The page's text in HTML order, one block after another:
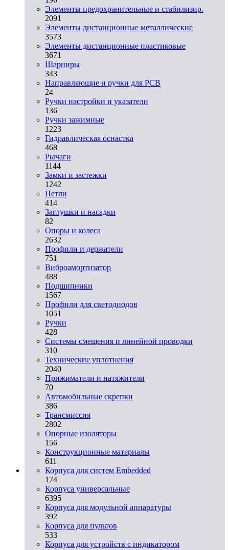
Элементы предохранительные и стабилизир.
2091
Элементы дистанционные металлические
3573
Элементы дистанционные пластиковые
3671
Шарниры
343
Направляющие и ручки для PCB
24
Ручки настройки и указатели
136
Ручки зажимные
1223
Гидравлическая оснастка
468
Рычаги
1144
Замки и застежки
1242
Петли
414
Заглушки и насадки
82
Опоры и колеса
2632
Профили и держатели
751
Виброамортизатор
488
Подшипники
1567
Профили для светодиодов
1051
Ручки
428
Системы смещения и линейной проводки
310
Технические уплотнения
2040
Прижиматели и натяжители
70
Автомобильные скрепки
386
Трансмиссия
2802
Опорные изоляторы
156
Конструкционные материалы
611
Корпуса для систем Embedded
174
Корпуса универсальные
6395
Корпуса для модульной аппаратуры
392
Корпуса для пультов
533
Корпуса для устройств с индикатором